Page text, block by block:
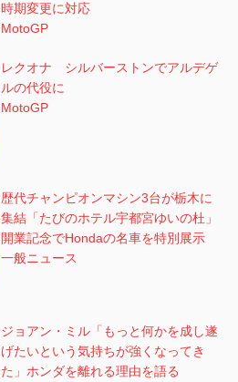
時期変更に対応
MotoGP
レクオナ シルバーストンでアルデゲ
ルの代役に
MotoGP
歴代チャンピオンマシン3台が栃木に
集結「たびのホテル宇都宮ゆいの杜」
開業記念でHondaの名車を特別展示
一般ニュース
ジョアン・ミル「もっと何かを成し遂
げたいという気持ちが強くなってき
た」ホンダを離れる理由を語る